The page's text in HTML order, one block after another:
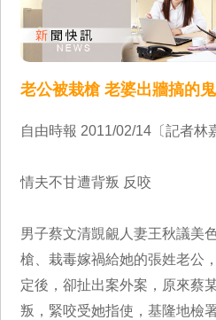
老公被栽槍 老婆出牆搞的鬼
自由時報 2011/02/14〔記者林
情夫不甘遭背叛 反咬
男子蔡文清覬覦人妻王秋議美
槍、栽毒嫁禍給她的張姓老公
定後，卻扯出案外案，原來蔡
叛，緊咬受她指使，基隆地檢